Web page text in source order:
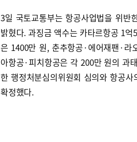
3일 국토교통부는 항공사업법을 위반
밝혔다. 과징금 액수는 카타르항공 1
은 1400만 원, 춘추항공·에어재팬·라
아항공·피치항공은 각 200만 원의 과
한 행정처분심의위원회 심의와 항공
확정했다.